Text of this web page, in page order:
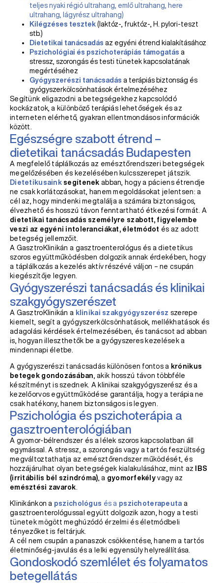
teljes nyaki régió ultrahang, emlő ultrahang, here
ultrahang, lágyrész ultrahang)
Kilégzéses tesztek (laktóz-, fruktóz-, H. pylori-teszt
stb.)
Dietetikai tanácsadás az egyéni étrend kialakításához
Pszichológiai és pszichoterápiás támogatás a
stressz, szorongás és testi tünetek kapcsolatának
megértéséhez
Gyógyszerészi tanácsadás a terápiás biztonság és
gyógyszerkölcsönhatások értelmezéséhez
Segítünk eligazodni a betegségekhez kapcsolódó
kockázatok, a különböző terápiás lehetőségek és az
interneten elérhető, gyakran ellentmondásos információk
között.
Egészségre szabott étrend –
dietetikai tanácsadás Budapesten
A megfelelő táplálkozás az emésztőrendszeri betegségek
megelőzésében és kezelésében kulcsszerepet játszik.
Dietetikusainksegítenek abban, hogy a páciens étrendje
ne csak korlátozásokat, hanem megoldásokat jelentsen: a
cél az, hogy mindenki megtalálja a számára biztonságos,
élvezhető és hosszú távon fenntartható étkezési formát. A
dietetikai tanácsadás személyre szabott, figyelembe
veszi az egyéni intoleranciákat, életmódot és az adott
betegség jellemzőit.
A GasztroKlinikán a gasztroenterológus és a dietetikus
szoros együttműködésben dolgozik annak érdekében, hogy
a táplálkozás a kezelés aktív részévé váljon – ne csupán
kiegészítője legyen.
Gyógyszerészi tanácsadás és klinikai
szakgyógyszerészet
A GasztroKlinikán a klinikai szakgyógyszerész szerepe
kiemelt, segít a gyógyszerkölcsönhatások, mellékhatások és
adagolási kérdések értelmezésében, és tanácsot ad abban
is, hogyan illeszthetők be a gyógyszeres kezelések a
mindennapi életbe.
A gyógyszerészi tanácsadás különösen fontos a krónikus
betegek gondozásában , akik hosszú távon többféle
készítményt is szednek. A klinikai szakgyógyszerész és a
kezelőorvos együttműködése garantálja, hogy a terápia ne
csak hatékony, hanem biztonságos is legyen.
Pszichológia és pszichoterápia a
gasztroenterológiában
A gyomor-bélrendszer és a lélek szoros kapcsolatban áll
egymással. A stressz, a szorongás vagy a tartós feszültség
megváltoztathatja az emésztőrendszer működését, és
hozzájárulhat olyan betegségek kialakulásához, mint az
IBS
(irritábilis bél szindróma), a gyomorfekély vagy az
emésztési zavarok.
Klinikánkon a pszichológus és a pszichoterapeuta a
gasztroenterológussal együtt dolgozik azon, hogy a testi
tünetek mögött meghúzódó érzelmi és életmódbeli
tényezőket is feltárjuk.
A cél nem csupán a panaszok csökkentése, hanem a tartós
életminőség-javulás és a lelki egyensúly helyreállítása.
Gondoskodó szemlélet és folyamatos
betegellátás